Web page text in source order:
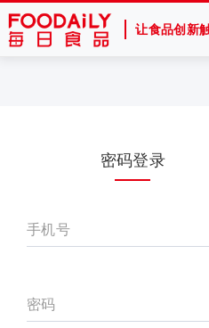
让食品创新
密码登录
手机号
密码